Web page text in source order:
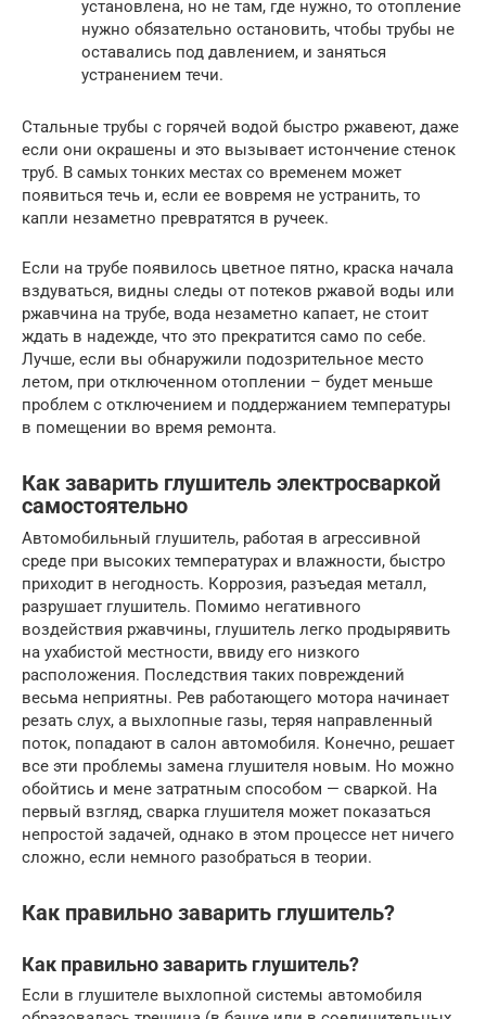
установлена, но не там, где нужно, то отопление
нужно обязательно остановить, чтобы трубы не
оставались под давлением, и заняться
устранением течи.
Стальные трубы с горячей водой быстро ржавеют, даже
если они окрашены и это вызывает истончение стенок
труб. В самых тонких местах со временем может
появиться течь и, если ее вовремя не устранить, то
капли незаметно превратятся в ручеек.
Если на трубе появилось цветное пятно, краска начала
вздуваться, видны следы от потеков ржавой воды или
ржавчина на трубе, вода незаметно капает, не стоит
ждать в надежде, что это прекратится само по себе.
Лучше, если вы обнаружили подозрительное место
летом, при отключенном отоплении – будет меньше
проблем с отключением и поддержанием температуры
в помещении во время ремонта.
Как заварить глушитель электросваркой
самостоятельно
Автомобильный глушитель, работая в агрессивной
среде при высоких температурах и влажности, быстро
приходит в негодность. Коррозия, разъедая металл,
разрушает глушитель. Помимо негативного
воздействия ржавчины, глушитель легко продырявить
на ухабистой местности, ввиду его низкого
расположения. Последствия таких повреждений
весьма неприятны. Рев работающего мотора начинает
резать слух, а выхлопные газы, теряя направленный
поток, попадают в салон автомобиля. Конечно, решает
все эти проблемы замена глушителя новым. Но можно
обойтись и мене затратным способом — сваркой. На
первый взгляд, сварка глушителя может показаться
непростой задачей, однако в этом процессе нет ничего
сложно, если немного разобраться в теории.
Как правильно заварить глушитель?
Как правильно заварить глушитель?
Если в глушителе выхлопной системы автомобиля